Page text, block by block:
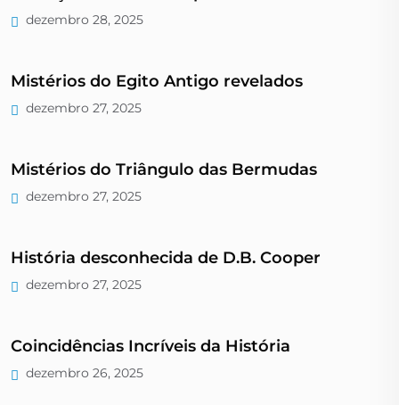
dezembro 28, 2025
Mistérios do Egito Antigo revelados
dezembro 27, 2025
Mistérios do Triângulo das Bermudas
dezembro 27, 2025
História desconhecida de D.B. Cooper
dezembro 27, 2025
Coincidências Incríveis da História
dezembro 26, 2025